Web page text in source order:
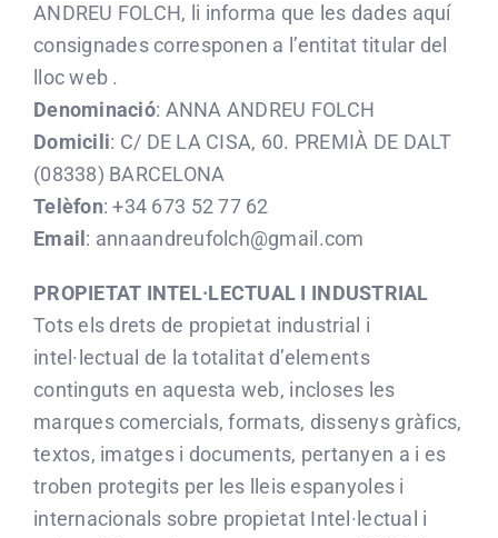
Pedagog
Contacte
ANDREU FOLCH, li informa que les dades aquí
consignades corresponen a l’entitat titular del
lloc web .
Denominació: ANNA ANDREU FOLCH
Domicili: C/ DE LA CISA, 60. PREMIÀ DE DALT
(08338) BARCELONA
Telèfon: +34 673 52 77 62
Email : annaandreufolch@gmail.com
PROPIETAT INTEL·LECTUAL I INDUSTRIAL
Tots els drets de propietat industrial i
intel·lectual de la totalitat d’elements
continguts en aquesta web, incloses les
marques comercials, formats, dissenys gràfics,
textos, imatges i documents, pertanyen a i es
troben protegits per les lleis espanyoles i
internacionals sobre propietat Intel·lectual i